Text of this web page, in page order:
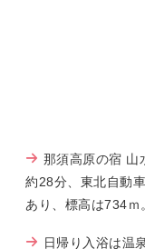
那須高原の宿 山
約28分、東北自動
あり、標高は734ｍ
日帰り入浴は温